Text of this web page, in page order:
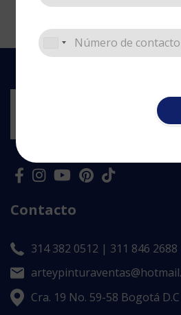
Contacto
314 382 0512 | 311 846
Cra. 19 No. 59-58 Bogotá